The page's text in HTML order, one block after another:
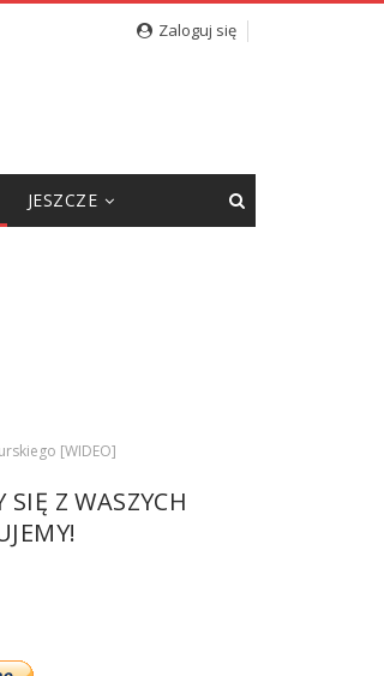
Zaloguj się
JESZCZE
[WIDEO]
SIĘ Z WASZYCH